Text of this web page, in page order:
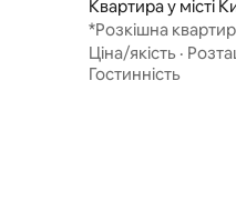
Квартира у місті
*Розкішна
Ціна/якість ·
Гостинність